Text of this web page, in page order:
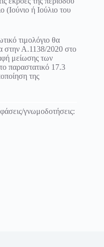
(Ιούνιο ή Ιούλιο του
τιμολόγιο θα
στην Α.1138/2020 στο
μείωσης των
παραστατικό 17.3
της
γνωμοδοτήσεις: